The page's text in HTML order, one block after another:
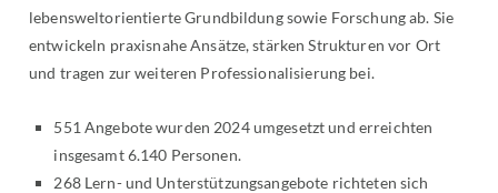
lebensweltorientierte Grundbildung sowie Forschung ab. Sie
entwickeln praxisnahe Ansätze, stärken Strukturen vor Ort
und tragen zur weiteren Professionalisierung bei.
551 Angebote wurden 2024 umgesetzt und erreichten
insgesamt 6.140 Personen.
268 Lern- und Unterstützungsangebote richteten sich